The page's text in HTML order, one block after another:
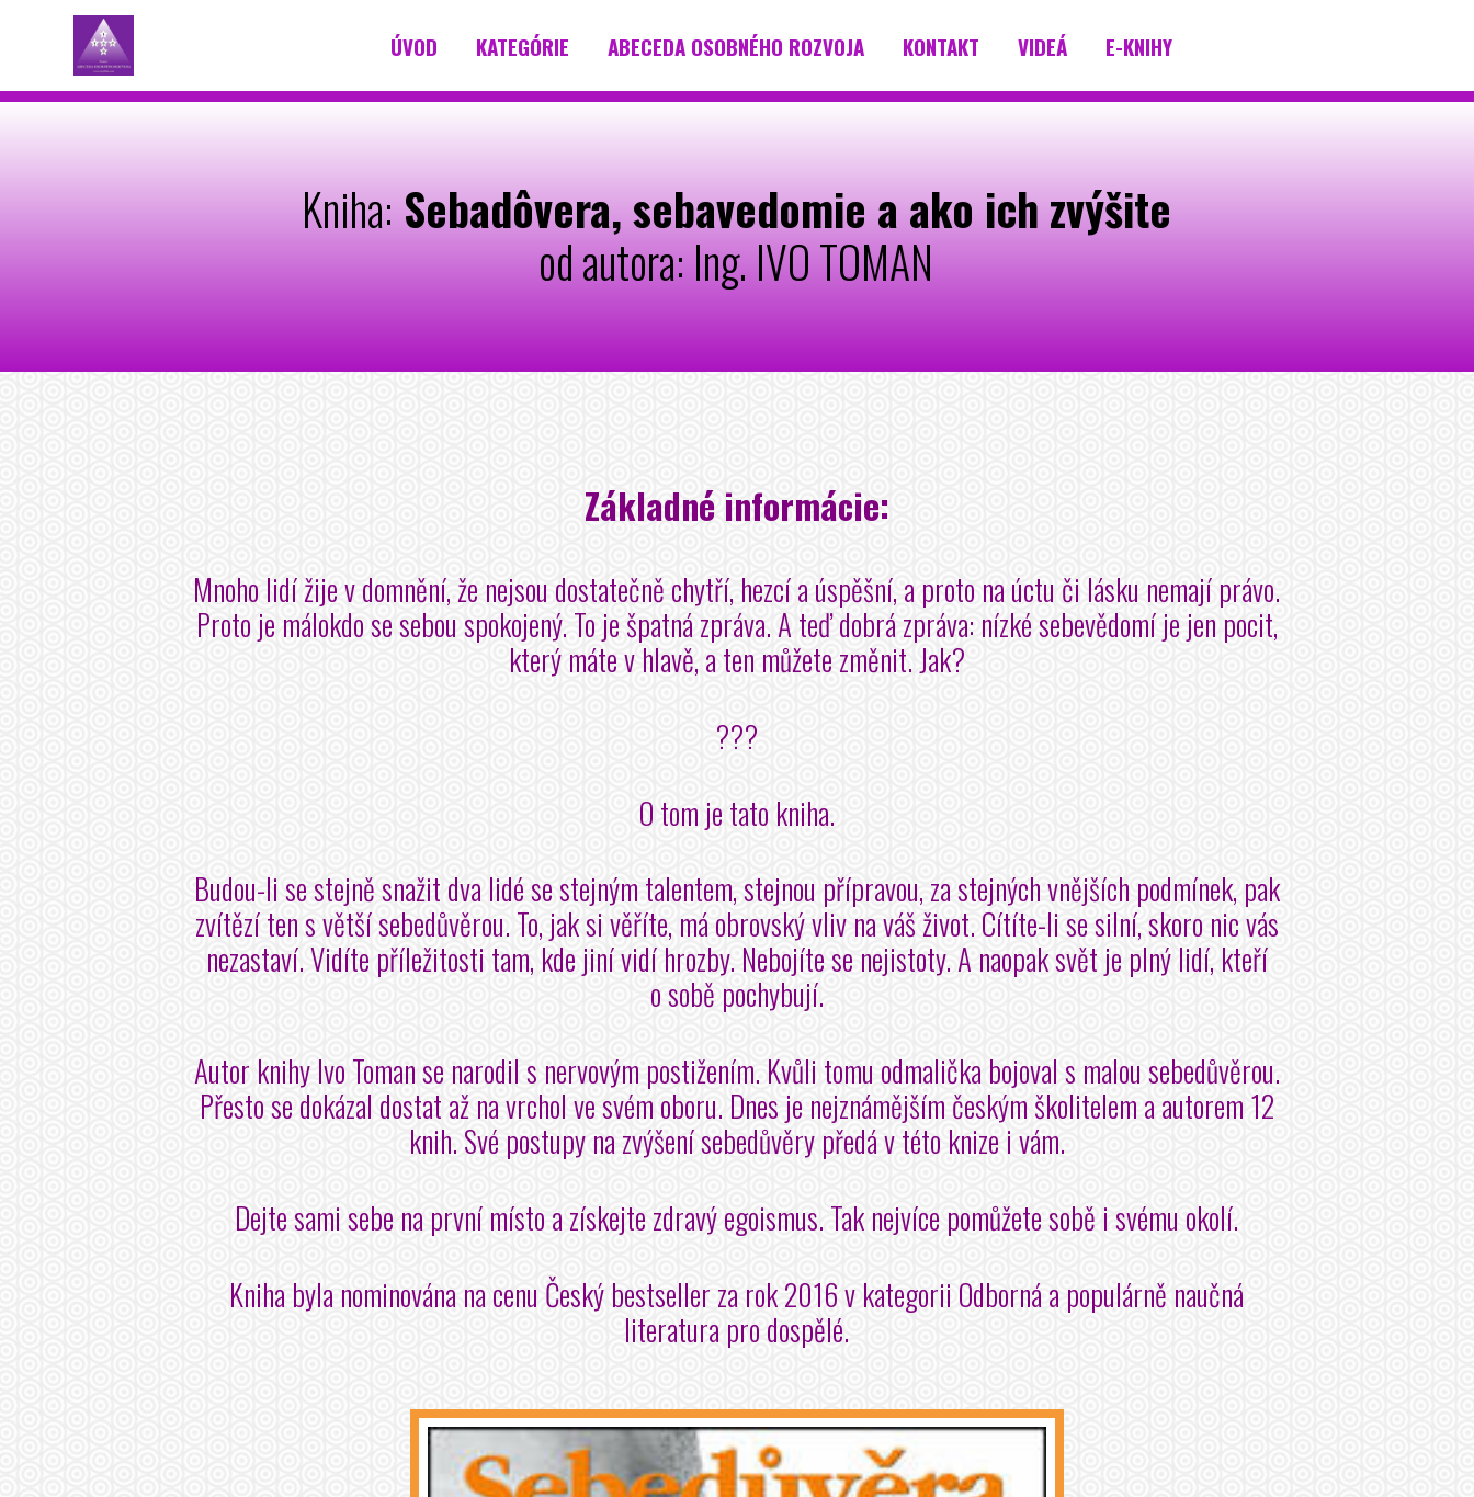
ÚVOD KATEGÓRIE ABECEDA OSOBNÉHO ROZVOJA KONTAKT VIDEÁ E-KNIHY
Kniha:Sebadôvera, sebavedomie a ako ich zvýšite
od autora: Ing. IVO TOMAN
Základné informácie:
Mnoho lidí žije v domnění, že nejsou dostatečně chytří, hezcí a úspěšní, a proto na úctu či lásku nemají právo.
Proto je málokdo se sebou spokojený. To je špatná zpráva. A teď dobrá zpráva: nízké sebevědomí je jen pocit,
který máte v hlavě, a ten můžete změnit. Jak?
???
O tom je tato kniha.
Budou-li se stejně snažit dva lidé se stejným talentem, stejnou přípravou, za stejných vnějších podmínek, pak
zvítězí ten s větší sebedůvěrou. To, jak si věříte, má obrovský vliv na váš život. Cítíte-li se silní, skoro nic vás
nezastaví. Vidíte příležitosti tam, kde jiní vidí hrozby. Nebojíte se nejistoty. A naopak svět je plný lidí, kteří
o sobě pochybují.
Autor knihy Ivo Toman se narodil s nervovým postižením. Kvůli tomu odmalička bojoval s malou sebedůvěrou.
Přesto se dokázal dostat až na vrchol ve svém oboru. Dnes je nejznámějším českým školitelem a autorem 12
knih. Své postupy na zvýšení sebedůvěry předá v této knize i vám.
Dejte sami sebe na první místo a získejte zdravý egoismus. Tak nejvíce pomůžete sobě i svému okolí.
Kniha byla nominována na cenu Český bestseller za rok 2016 v kategorii Odborná a populárně naučná
literatura pro dospělé.